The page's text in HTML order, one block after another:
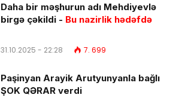
Daha bir məşhurun adı Mehdiyevlə
birgə çəkildi - Bu nazirlik hədəfdə
31.10.2025 - 22:28 7. 699
Paşinyan Arayik Arutyunyanla bağlı
ŞOK QƏRAR verdi